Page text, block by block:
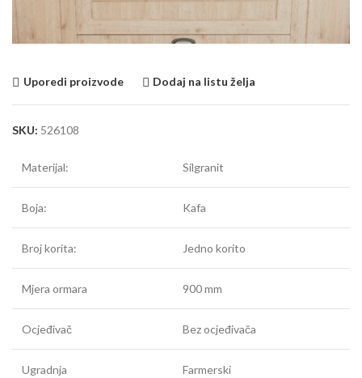
Uporedi proizvode Dodaj na listu želja
SKU: 526108
Materijal: Silgranit
Boja: Kafa
Broj korita: Jedno korito
Mjera ormara 900 mm
Ocjeđivač Bez ocjeđivača
Ugradnja Farmerski